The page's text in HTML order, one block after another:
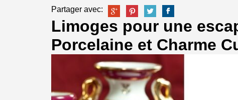
Partager avec:
Limoges pour une
Porcelaine et Charme